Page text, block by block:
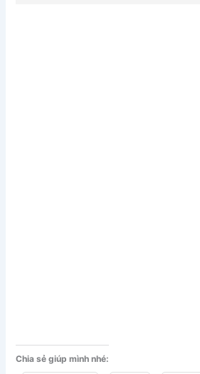
Chia sẻ giúp mình nhé: